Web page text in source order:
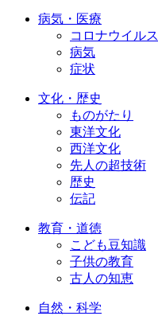
病気・医療
コロナウイルス
病気
症状
文化・歴史
ものがたり
東洋文化
西洋文化
先人の超技術
歴史
伝記
教育・道徳
こども豆知識
子供の教育
古人の知恵
自然・科学